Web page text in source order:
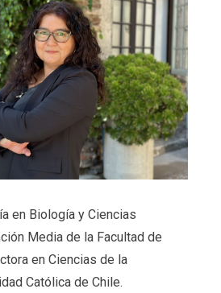
en Biología y Ciencias
Media de la Facultad de
en Ciencias de la
Católica de Chile.